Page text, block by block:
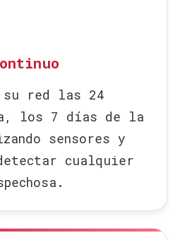
su red las 24
los 7 días de la
sensores y
cualquier